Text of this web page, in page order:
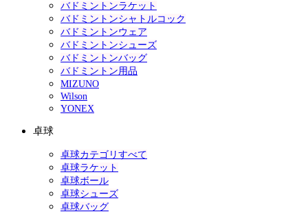
バドミントンラケット
バドミントンシャトルコック
バドミントンウェア
バドミントンシューズ
バドミントンバッグ
バドミントン用品
MIZUNO
Wilson
YONEX
卓球
卓球カテゴリすべて
卓球ラケット
卓球ボール
卓球シューズ
卓球バッグ